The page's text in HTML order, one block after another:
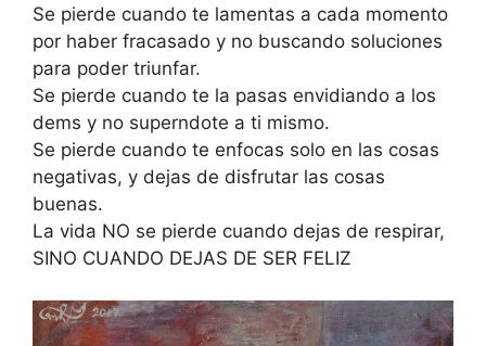
Se pierde cuando te lamentas a cada momento
por haber fracasado y no buscando soluciones
para poder triunfar.
Se pierde cuando te la pasas envidiando a los
dems y no superndote a ti mismo.
Se pierde cuando te enfocas solo en las cosas
negativas, y dejas de disfrutar las cosas
buenas.
La vida NO se pierde cuando dejas de respirar,
SINO CUANDO DEJAS DE SER FELIZ